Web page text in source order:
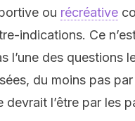
ou récréative
indications. Ce
l’une des questions
du moins pas
devrait l’être par les